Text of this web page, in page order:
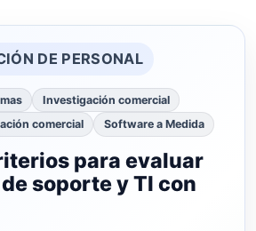
DE PERSONAL
Investigación comercial
comercial
Software a Medida
para evaluar
soporte y TI con